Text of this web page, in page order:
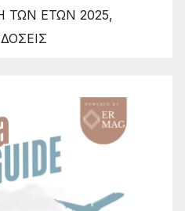
ΤΩΝ ΕΤΩΝ 2025,